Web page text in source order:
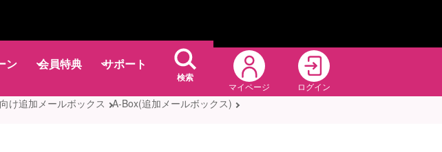
ン 会員特典 サポート
検索
マイページ ログイン
け追加メールボックス A-Box(追加メールボックス)